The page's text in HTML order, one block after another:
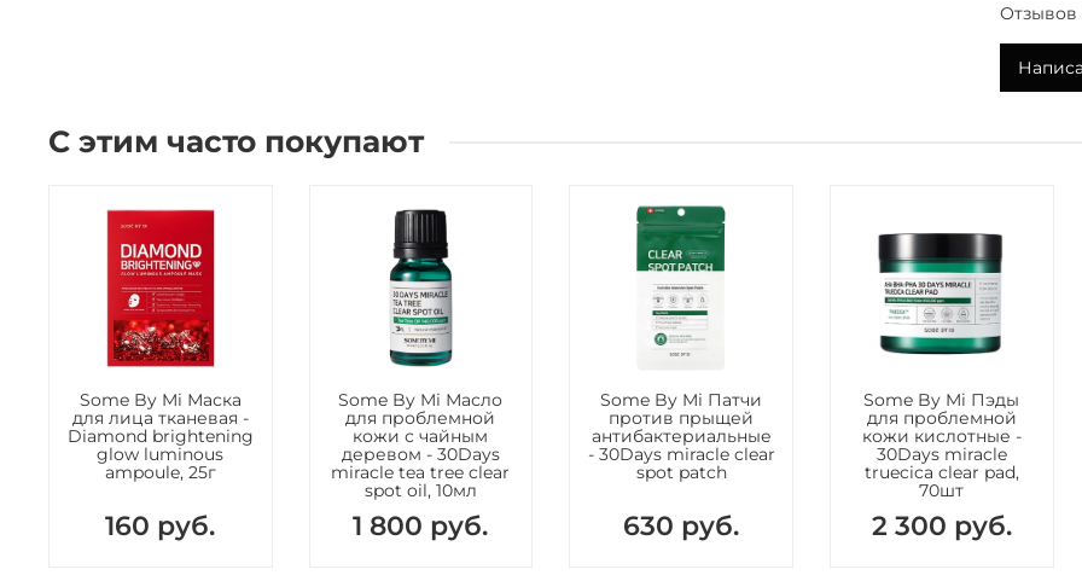
Способ
Отзывов
С этим часто покупают
Some By Mi Маска
для лица тканевая -
Diamond brightening
glow luminous
ampoule, 25г
160 руб.
Some By Mi Масло
для проблемной
кожи с чайным
деревом - 30Days
miracle tea tree clear
spot oil, 10мл
1 800 руб.
Some By Mi Патчи
против прыщей
антибактериальные
- 30Days miracle clear
spot patch
630 руб.
Some By Mi Пэды
для проблемной
кожи кислотные -
30Days miracle
truecica clear pad,
70шт
2 300 руб.